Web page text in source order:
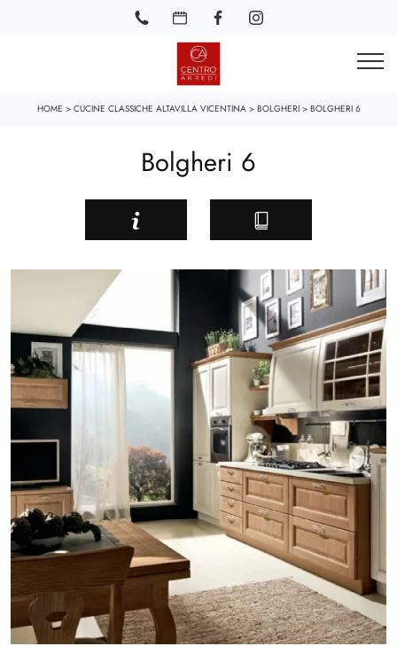
HOME > CUCINE CLASSICHE ALTAVILLA VICENTINA> BOLGHERI > BOLGHERI 6
Bolgheri 6